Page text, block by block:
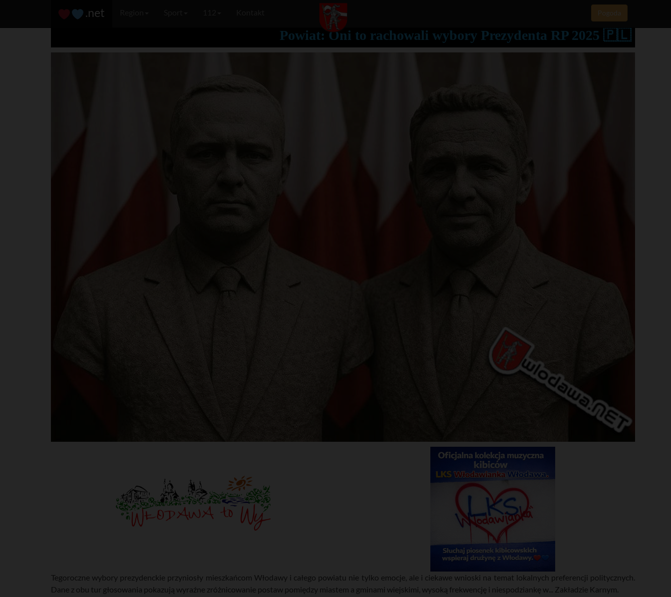
.net Pogoda
Powiat: Oni to rachowali wybory Prezydenta RP 2025 🇵🇱
Tegoroczne wybory prezydenckie przyniosły mieszkańcom Włodawy i całego powiatu nie tylko emocje, ale i ciekawe wnioski na temat lokalnych preferencji politycznych.
Dane z obu tur głosowania pokazują wyraźne zróżnicowanie postaw pomiędzy miastem a gminami wiejskimi, wysoką frekwencję i niespodziankę w... Zakładzie Karnym.